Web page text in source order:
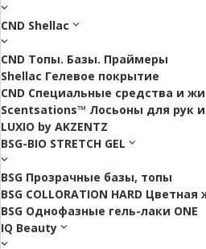
CND Shellac
CND Топы. Базы. Праймеры
Shellac Гелевое покрытие
CND Специальные средства и
Scentsations™ Лосьоны для рук
LUXIO by AKZENTZ
BSG-BIO STRETCH GEL
BSG Прозрачные базы, топы
BSG COLLORATION HARD
BSG Однофазные гель-лаки ONE
IQ Beauty